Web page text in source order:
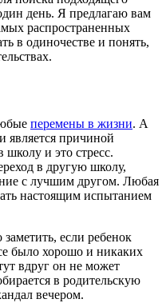
день. Я предлагаю вам
распространенных
в одиночестве и понять,
перемены в жизни. А
является причиной
и это стресс.
в другую школу,
с лучшим другом. Любая
настоящим испытанием
если ребенок
было хорошо и никаких
вдруг он не может
в родительскую
вечером.